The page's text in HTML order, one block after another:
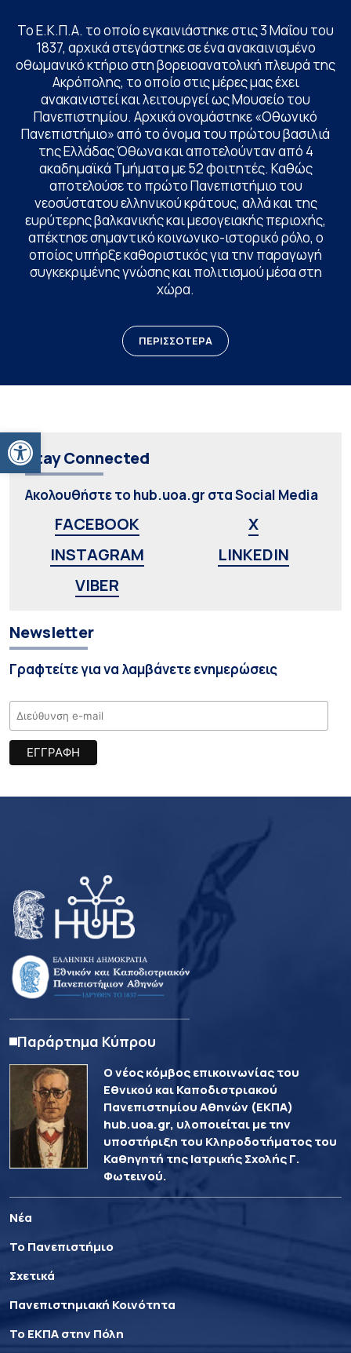
Ανοίξτε τη γραμμή εργαλείων
Το Ε.Κ.Π.Α. το οποίο εγκαινιάστηκε στις 3 Μαΐου του
1837, αρχικά στεγάστηκε σε ένα ανακαινισμένο
οθωμανικό κτήριο στη βορειοανατολική πλευρά της
Ακρόπολης, το οποίο στις μέρες μας έχει
ανακαινιστεί και λειτουργεί ως Μουσείο του
Πανεπιστημίου. Αρχικά ονομάστηκε «Οθωνικό
Πανεπιστήμιο» από το όνομα του πρώτου βασιλιά
της Ελλάδας Όθωνα και αποτελούνταν από 4
ακαδημαϊκά Τμήματα με 52 φοιτητές. Καθώς
αποτελούσε το πρώτο Πανεπιστήμιο του
νεοσύστατου ελληνικού κράτους, αλλά και της
ευρύτερης βαλκανικής και μεσογειακής περιοχής,
απέκτησε σημαντικό κοινωνικο-ιστορικό ρόλο, ο
οποίος υπήρξε καθοριστικός για την παραγωγή
συγκεκριμένης γνώσης και πολιτισμού μέσα στη
χώρα.
ΠΕΡΙΣΣΟΤΕΡΑ
Stay Connected
Ακολουθήστε το hub.uoa.gr στα Social Media
FACEBOOK
X
INSTAGRAM
LINKEDIN
VIBER
Newsletter
Γραφτείτε για να λαμβάνετε ενημερώσεις
Παράρτημα Κύπρου
Ο νέος κόμβος επικοινωνίας του
Εθνικού και Καποδιστριακού
Πανεπιστημίου Αθηνών (ΕΚΠΑ)
hub.uoa.gr, υλοποιείται με την
υποστήριξη του Κληροδοτήματος του
Καθηγητή της Ιατρικής Σχολής Γ.
Φωτεινού.
Νέα
Το Πανεπιστήμιο
Σχετικά
Πανεπιστημιακή Κοινότητα
Το ΕΚΠΑ στην Πόλη